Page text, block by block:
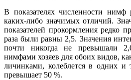
В показателях численности
каких-либо значимых отличий.
показателей прокормления редко
раза были равны 2,5. Значения
почти никогда не превышали
нимфами хозяев для обоих видов,
личинками, колеблется в одних и
превышает 50 %.